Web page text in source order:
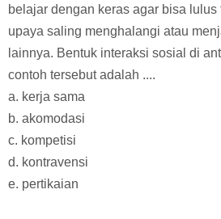
belajar dengan keras agar bisa
upaya saling menghalangi atau
lainnya. Bentuk interaksi sosial di
contoh tersebut adalah ....
a. kerja sama
b. akomodasi
c. kompetisi
d. kontravensi
e. pertikaian